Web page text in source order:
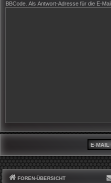
BBCode. Als Antwort-Adresse für die E-
FOREN-ÜBERSICHT